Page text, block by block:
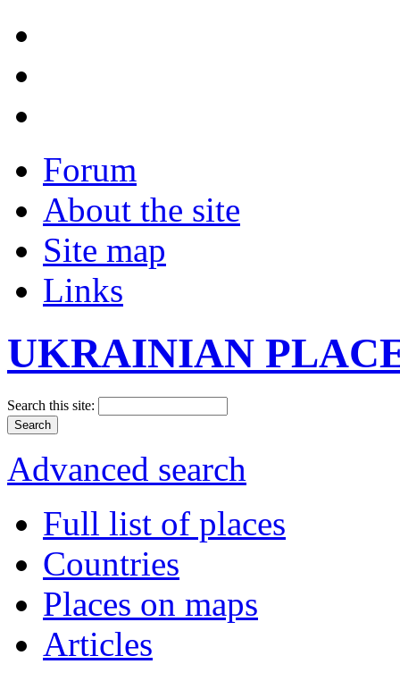
Forum
About the site
Site map
Links
UKRAINIAN
Search this site:
Advanced search
Full list of places
Countries
Places on maps
Articles